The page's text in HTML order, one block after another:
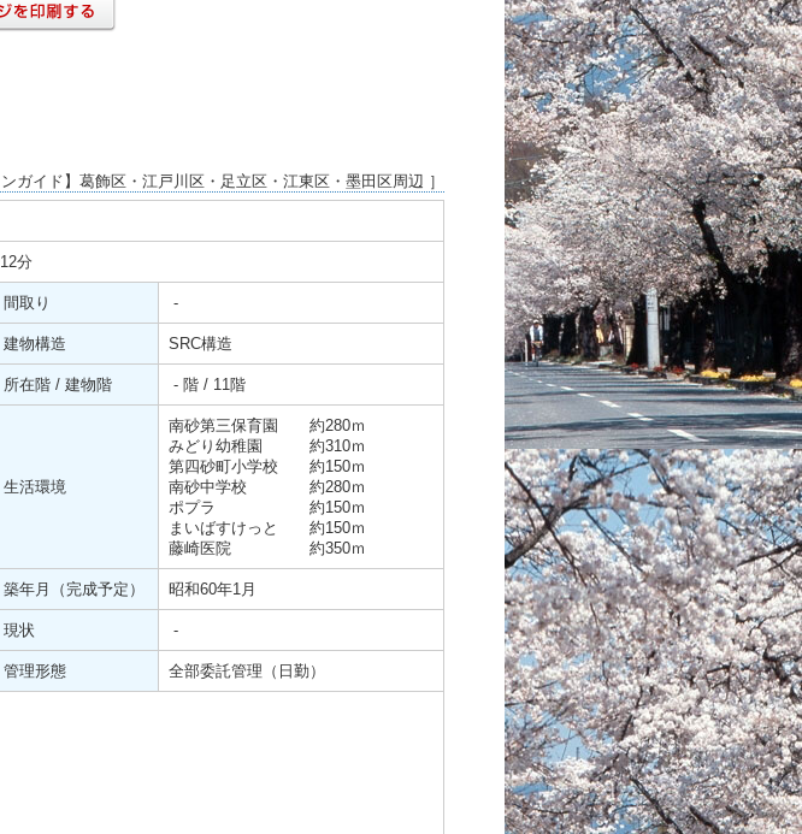
ガイド】葛飾区・江戸川区・足立区・江東区・墨田区周辺 ］
分
間取り -
建物構造 SRC構造
所在階 / 建物階 - 階 / 11階
生活環境
南砂第三保育園 約280ｍ
みどり幼稚園 約310ｍ
第四砂町小学校 約150ｍ
南砂中学校 約280ｍ
ポプラ 約150ｍ
まいばすけっと 約150ｍ
藤崎医院 約350ｍ
築年月（完成予定） 昭和60年1月
現状 -
管理形態 全部委託管理（日勤）